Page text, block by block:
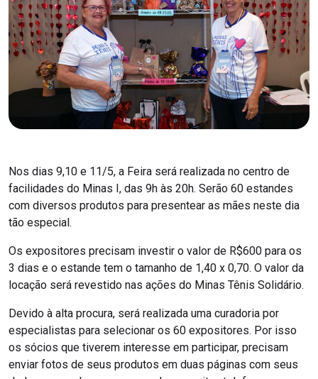
Nos dias 9,10 e 11/5, a Feira será realizada no centro de
facilidades do Minas I, das 9h às 20h. Serão 60 estandes
com diversos produtos para presentear as mães neste dia
tão especial.
Os expositores precisam investir o valor de R$600 para os
3 dias e o estande tem o tamanho de 1,40 x 0,70. O valor da
locação será revestido nas ações do Minas Tênis Solidário.
Devido à alta procura, será realizada uma curadoria por
especialistas para selecionar os 60 expositores. Por isso
os sócios que tiverem interesse em participar, precisam
enviar fotos de seus produtos em duas páginas com seus